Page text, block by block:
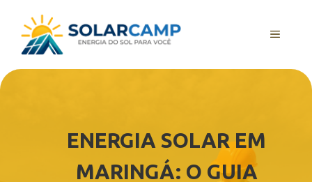
conteúdo
MENU
ENERGIA SOLAR EM
MARINGÁ: O GUIA